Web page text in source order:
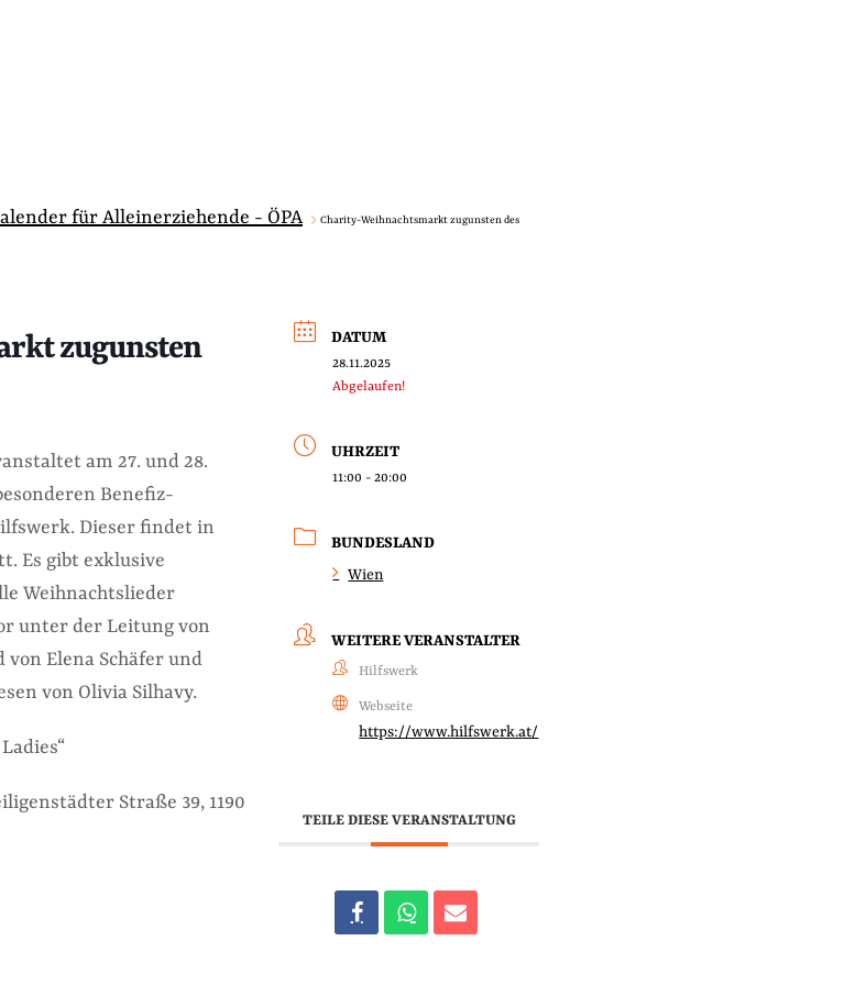
für Alleinerziehende - ÖPA
Charity-Weihnachtsmarkt zugunsten des
zugunsten
am 27. und 28.
Benefiz-
Dieser findet in
Es gibt exklusive
Weihnachtslieder
unter der Leitung von
von Elena Schäfer und
von Olivia Silhavy.
Straße 39, 1190
DATUM
28.11.2025
Abgelaufen!
UHRZEIT
11:00 - 20:00
BUNDESLAND
Wien
WEITERE VERANSTALTER
Hilfswerk
Webseite
https://www.hilfswerk.at/
TEILE DIESE VERANSTALTUNG